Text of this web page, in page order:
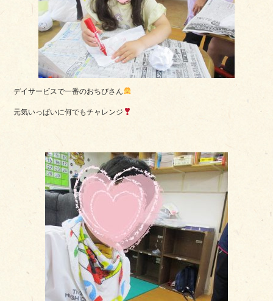
デイサービスで一番のおちびさん
元気いっぱいに何でもチャレンジ